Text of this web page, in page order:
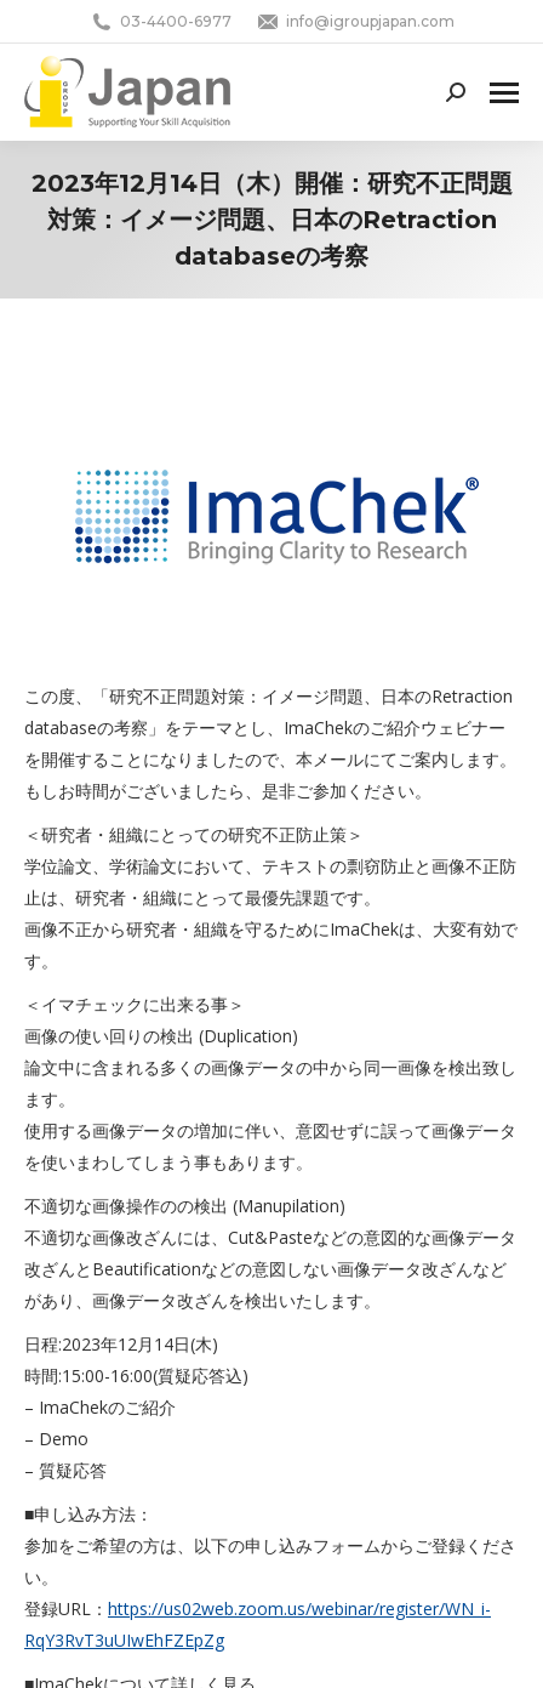
03-4400-6977 info@igroupjapan.com
Search:
2023年12月14日（木）開催：研究不正問題
対策：イメージ問題、日本のRetraction
databaseの考察
この度、「研究不正問題対策：イメージ問題、日本のRetraction
databaseの考察」をテーマとし、ImaChekのご紹介ウェビナー
を開催することになりましたので、本メールにてご案内します。
もしお時間がございましたら、是非ご参加ください。
＜研究者・組織にとっての研究不正防止策＞
学位論文、学術論文において、テキストの剽窃防止と画像不正防
止は、研究者・組織にとって最優先課題です。
画像不正から研究者・組織を守るためにImaChekは、大変有効で
す。
＜イマチェックに出来る事＞
画像の使い回りの検出 (Duplication)
論文中に含まれる多くの画像データの中から同一画像を検出致し
ます。
使用する画像データの増加に伴い、意図せずに誤って画像データ
を使いまわしてしまう事もあります。
不適切な画像操作のの検出 (Manupilation)
不適切な画像改ざんには、Cut&Pasteなどの意図的な画像データ
改ざんとBeautificationなどの意図しない画像データ改ざんなど
があり、画像データ改ざんを検出いたします。
日程:2023年12月14日(木)
時間:15:00-16:00(質疑応答込)
– ImaChekのご紹介
– Demo
– 質疑応答
■申し込み方法：
参加をご希望の方は、以下の申し込みフォームからご登録くださ
い。
登録URL： https://us02web.zoom.us/webinar/register/WN_i-
RqY3RvT3uUIwEhFZEpZg